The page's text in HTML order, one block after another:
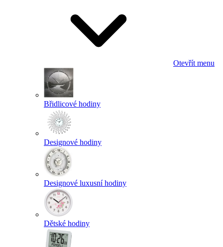
Otevřít menu
Břidlicové hodiny
Designové hodiny
Designové luxusní hodiny
Dětské hodiny